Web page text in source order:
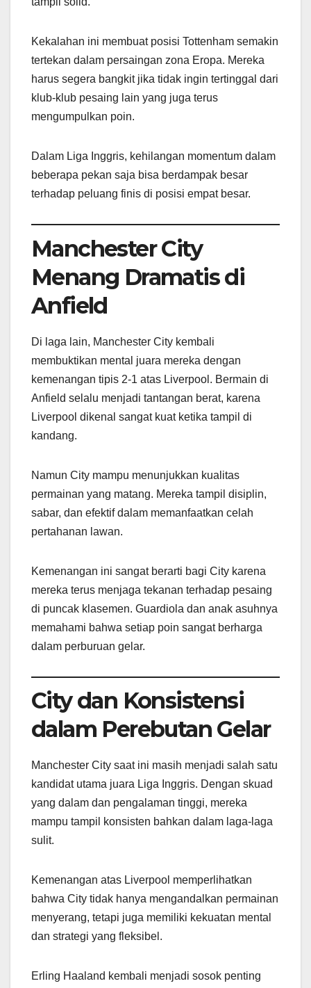
Kekalahan ini membuat posisi Tottenham semakin
tertekan dalam persaingan zona Eropa. Mereka
harus segera bangkit jika tidak ingin tertinggal dari
klub-klub pesaing lain yang juga terus
mengumpulkan poin.
Dalam Liga Inggris, kehilangan momentum dalam
beberapa pekan saja bisa berdampak besar
terhadap peluang finis di posisi empat besar.
Manchester City
Menang Dramatis di
Anfield
Di laga lain, Manchester City kembali
membuktikan mental juara mereka dengan
kemenangan tipis 2-1 atas Liverpool. Bermain di
Anfield selalu menjadi tantangan berat, karena
Liverpool dikenal sangat kuat ketika tampil di
kandang.
Namun City mampu menunjukkan kualitas
permainan yang matang. Mereka tampil disiplin,
sabar, dan efektif dalam memanfaatkan celah
pertahanan lawan.
Kemenangan ini sangat berarti bagi City karena
mereka terus menjaga tekanan terhadap pesaing
di puncak klasemen. Guardiola dan anak asuhnya
memahami bahwa setiap poin sangat berharga
dalam perburuan gelar.
City dan Konsistensi
dalam Perebutan Gelar
Manchester City saat ini masih menjadi salah satu
kandidat utama juara Liga Inggris. Dengan skuad
yang dalam dan pengalaman tinggi, mereka
mampu tampil konsisten bahkan dalam laga-laga
sulit.
Kemenangan atas Liverpool memperlihatkan
bahwa City tidak hanya mengandalkan permainan
menyerang, tetapi juga memiliki kekuatan mental
dan strategi yang fleksibel.
Erling Haaland kembali menjadi sosok penting